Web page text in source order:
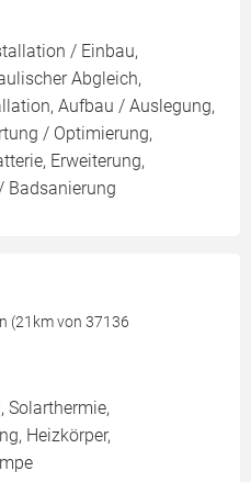
/ Einbau,
Abgleich,
Aufbau / Auslegung,
/ Optimierung,
Erweiterung,
Badsanierung
(21km von 37136
Solarthermie,
Heizkörper,